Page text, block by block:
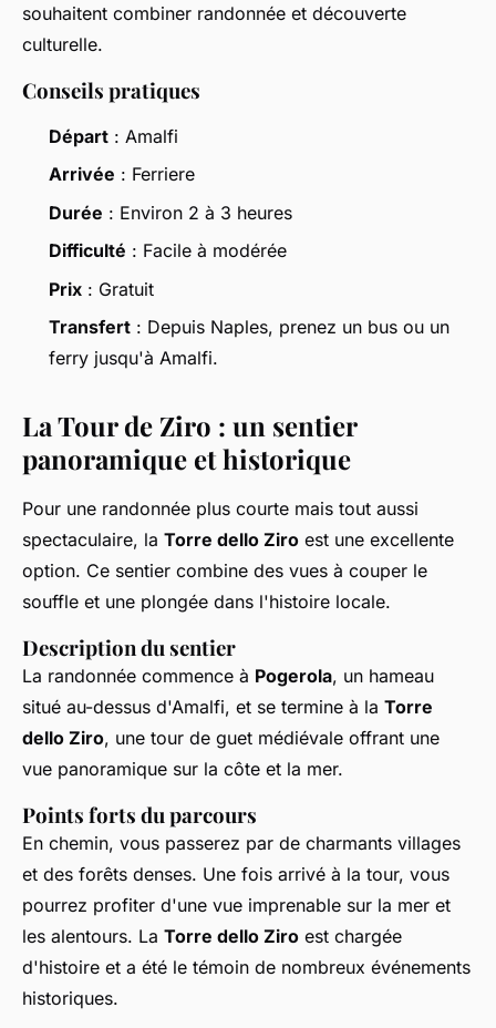
souhaitent combiner randonnée et découverte
culturelle.
Conseils pratiques
Départ : Amalfi
Arrivée : Ferriere
Durée : Environ 2 à 3 heures
Difficulté : Facile à modérée
Prix : Gratuit
Transfert : Depuis Naples, prenez un bus ou un
ferry jusqu'à Amalfi.
La Tour de Ziro : un sentier
panoramique et historique
Pour une randonnée plus courte mais tout aussi
spectaculaire, la Torre dello Ziro est une excellente
option. Ce sentier combine des vues à couper le
souffle et une plongée dans l'histoire locale.
Description du sentier
La randonnée commence à Pogerola, un hameau
situé au-dessus d'Amalfi, et se termine à la Torre
dello Ziro, une tour de guet médiévale offrant une
vue panoramique sur la côte et la mer.
Points forts du parcours
En chemin, vous passerez par de charmants villages
et des forêts denses. Une fois arrivé à la tour, vous
pourrez profiter d'une vue imprenable sur la mer et
les alentours. La Torre dello Ziro est chargée
d'histoire et a été le témoin de nombreux événements
historiques.